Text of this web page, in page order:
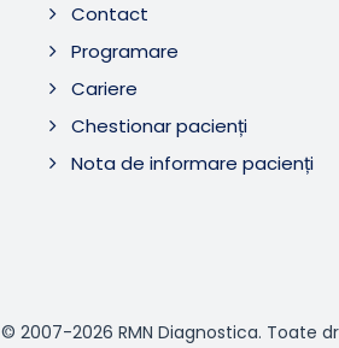
Contact
Programare
Cariere
Chestionar pacienți
Nota de informare pacienți
© 2007-2026 RMN Diagnostica. Toate